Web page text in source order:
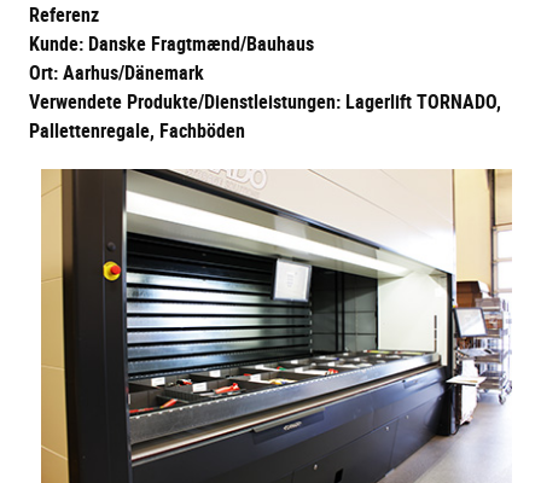
Referenz
Kunde: Danske Fragtmænd/Bauhaus
Ort: Aarhus/Dänemark
Verwendete Produkte/Dienstleistungen: Lagerlift TORNADO,
Pallettenregale, Fachböden